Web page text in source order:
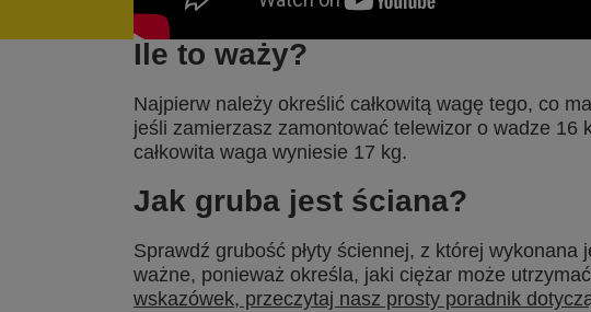
Ile to waży?
Najpierw należy określić całkowitą wagę tego, co
jeśli zamierzasz zamontować telewizor o wadze 16
całkowita waga wyniesie 17 kg.
Jak gruba jest ściana?
Sprawdź grubość płyty ściennej, z której wykonana
ważne, ponieważ określa, jaki ciężar może
wskazówek, przeczytaj nasz prosty poradnik